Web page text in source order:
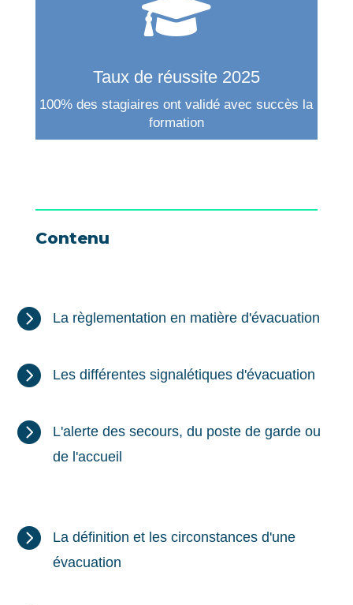

Taux de réussite 2025
100% des stagiaires ont validé avec succès la
formation
Contenu
 La règlementation en matière d'évacuation
 Les différentes signalétiques d'évacuation

L'alerte des secours, du poste de garde ou
de l'accueil

La définition et les circonstances d'une
évacuation